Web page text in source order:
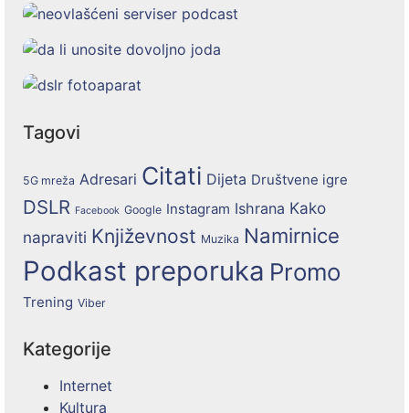
Tagovi
5G mreža Adresari Citati Dijeta Društvene igre
DSLR Facebook Google Instagram Ishrana Kako
napraviti Književnost Muzika Namirnice
Podkast preporuka Promo
Trening Viber
Kategorije
Internet
Kultura